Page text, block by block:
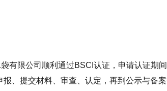
有限公司顺利通过BSCI认证，申请认证期
、提交材料、审查、认定，再到公示与备